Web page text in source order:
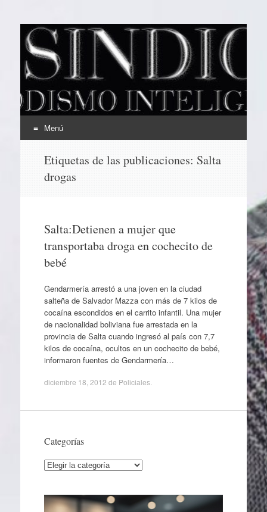
EL SINDICAL
Periodismo Inteligente
Menú
contenido
Etiquetas de las publicaciones: Salta
drogas
Salta:Detienen a mujer que
transportaba droga en cochecito de
bebé
Gendarmería arrestó a una joven en la ciudad
salteña de Salvador Mazza con más de 7 kilos de
cocaína escondidos en el carrito infantil. Una mujer
de nacionalidad boliviana fue arrestada en la
provincia de Salta cuando ingresó al país con 7,7
kilos de cocaína, ocultos en un cochecito de bebé,
informaron fuentes de Gendarmería…
diciembre 18, 2012 de Policiales.
Categorías
Categorías